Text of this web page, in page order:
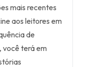
mais recentes
aos leitores em
de
você terá em